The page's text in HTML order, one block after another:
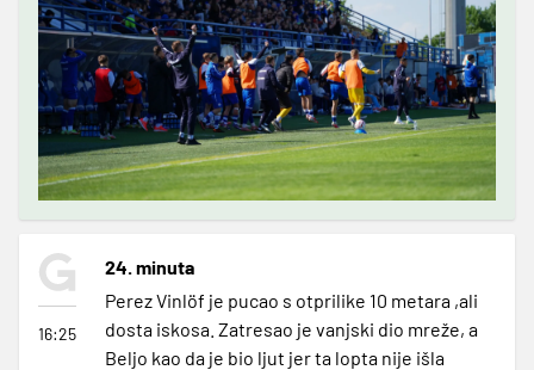
16:25
24. minuta
Perez Vinlöf je pucao s otprilike 10 metara ,ali
dosta iskosa. Zatresao je vanjski dio mreže, a
Beljo kao da je bio ljut jer ta lopta nije išla